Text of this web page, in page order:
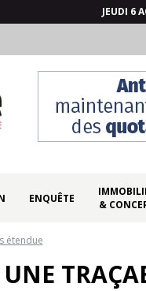
JEUDI 6
ENQUÊTE
&
étendue
UNE